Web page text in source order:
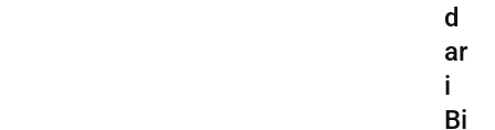
d
ar
i
Bi